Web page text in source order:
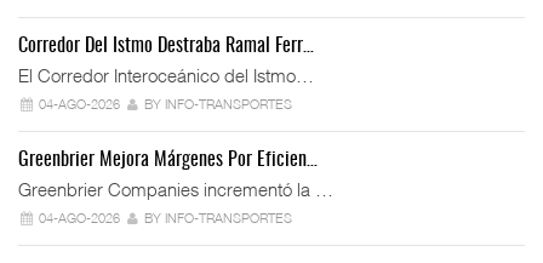
Corredor Del Istmo Destraba Ramal Ferr…
El Corredor Interoceánico del Istmo…
04-AGO-2026 BY INFO-TRANSPORTES
Greenbrier Mejora Márgenes Por Eficien…
Greenbrier Companies incrementó la …
04-AGO-2026 BY INFO-TRANSPORTES